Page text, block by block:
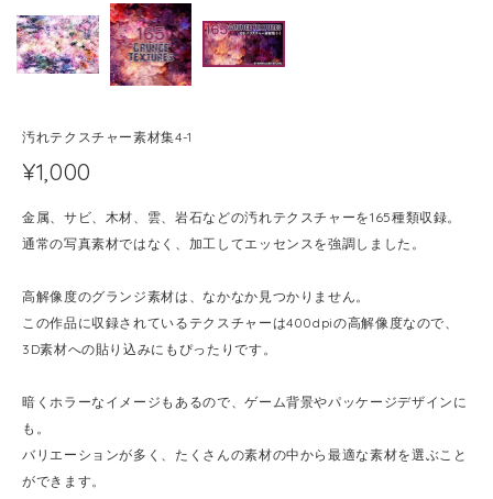
汚れテクスチャー素材集4-1
¥1,000
金属、サビ、木材、雲、岩石などの汚れテクスチャーを165種類収録。
通常の写真素材ではなく、加工してエッセンスを強調しました。
高解像度のグランジ素材は、なかなか見つかりません。
この作品に収録されているテクスチャーは400dpiの高解像度なので、
3D素材への貼り込みにもぴったりです。
暗くホラーなイメージもあるので、ゲーム背景やパッケージデザインに
も。
バリエーションが多く、たくさんの素材の中から最適な素材を選ぶこと
ができます。